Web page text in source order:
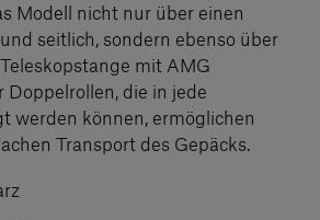
Modell nicht nur über einen
seitlich, sondern ebenso über
mit AMG
Doppelrollen, die in jede
werden können, ermöglichen
Transport des Gepäcks.